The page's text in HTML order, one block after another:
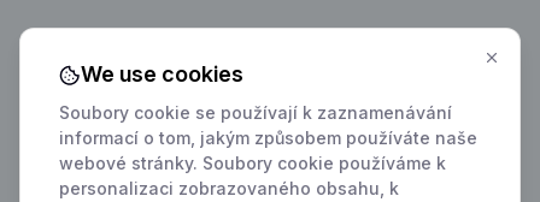
We use cookies
Soubory cookie se používají k zaznamenávání
informací o tom, jakým způsobem používáte naše
webové stránky. Soubory cookie používáme k
personalizaci zobrazovaného obsahu, k